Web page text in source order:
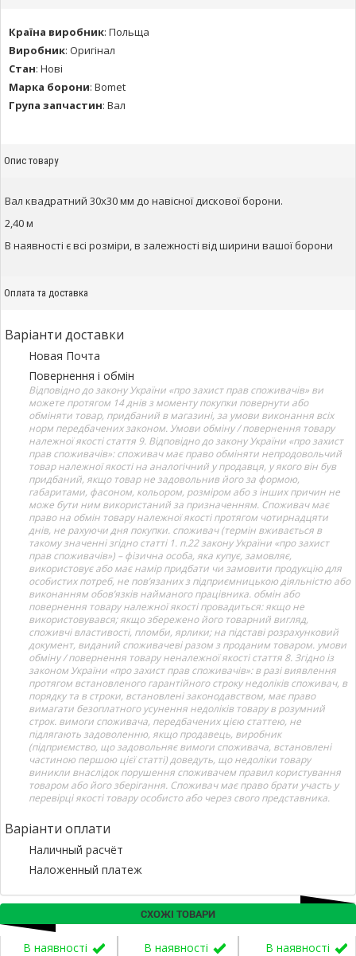
Країна виробник: Польща
Виробник: Оригінал
Стан: Нові
Марка борони: Bomet
Група запчастин: Вал
Опис товару
Вал квадратний 30х30 мм до навісної дискової борони.
2,40 м
В наявності є всі розміри, в залежності від ширини вашої борони
Оплата та доставка
Варіанти доставки
Новая Почта
Повернення і обмін
Відповідно до закону України «про захист прав споживачів» ви
можете протягом 14 днів з моменту покупки повернути або
обміняти товар, придбаний в магазині, за умови виконання всіх
норм передбачених законом. Умови обміну / повернення товару
належної якості стаття 9. Відповідно до закону України «про захист
прав споживачів»: споживач має право обміняти непродовольчий
товар належної якості на аналогічний у продавця, у якого він був
придбаний, якщо товар не задовольнив його за формою,
габаритами, фасоном, кольором, розміром або з інших причин не
може бути ним використаний за призначенням. Споживач має
право на обмін товару належної якості протягом чотирнадцяти
днів, не рахуючи дня покупки. споживач (термін вживається в
такому значенні згідно статті 1. п.22 закону України «про захист
прав споживачів») – фізична особа, яка купує, замовляє,
використовує або має намір придбати чи замовити продукцію для
особистих потреб, не пов’язаних з підприємницькою діяльністю або
виконанням обов’язків найманого працівника. обмін або
повернення товару належної якості провадиться: якщо не
використовувався; якщо збережено його товарний вигляд,
споживчі властивості, пломби, ярлики; на підставі розрахунковий
документ, виданий споживачеві разом з проданим товаром. умови
обміну / повернення товару неналежної якості стаття 8. Згідно із
законом України «про захист прав споживачів»: в разі виявлення
протягом встановленого гарантійного строку недоліків споживач, в
порядку та в строки, встановлені законодавством, має право
вимагати безоплатного усунення недоліків товару в розумний
строк. вимоги споживача, передбачених цією статтею, не
підлягають задоволенню, якщо продавець, виробник
(підприємство, що задовольняє вимоги споживача, встановлені
частиною першою цієї статті) доведуть, що недоліки товару
виникли внаслідок порушення споживачем правил користування
товаром або його зберігання. Споживач має право брати участь у
перевірці якості товару особисто або через свого представника.
Варіанти оплати
Наличный расчёт
Наложенный платеж
СХОЖІ ТОВАРИ
В наявності В наявності В наявності